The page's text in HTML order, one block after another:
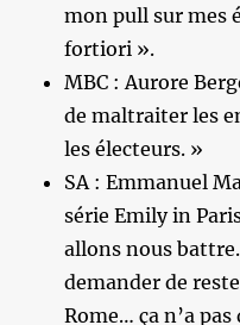
mon pull sur mes
fortiori ».
MBC : Aurore
de maltraiter les
les électeurs. »
SA : Emmanuel
série Emily in
allons nous
demander de
Rome… ça n’a pas